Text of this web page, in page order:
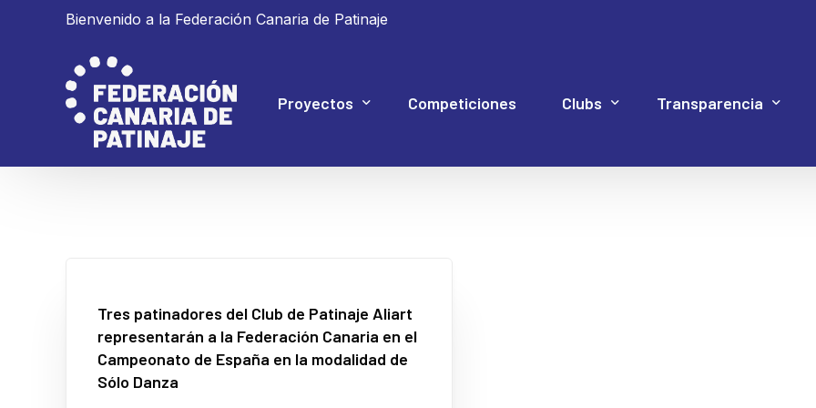
Bienvenido a la Federación Canaria de Patinaje
Proyectos Competiciones Clubs Transparencia
Tres patinadores del Club de Patinaje Aliart
representarán a la Federación Canaria en el
Campeonato de España en la modalidad de
Sólo Danza